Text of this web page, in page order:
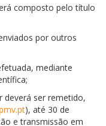
composto pelo título
por outros
mediante
deverá ser remetido,
), até 30 de
e transmissão em